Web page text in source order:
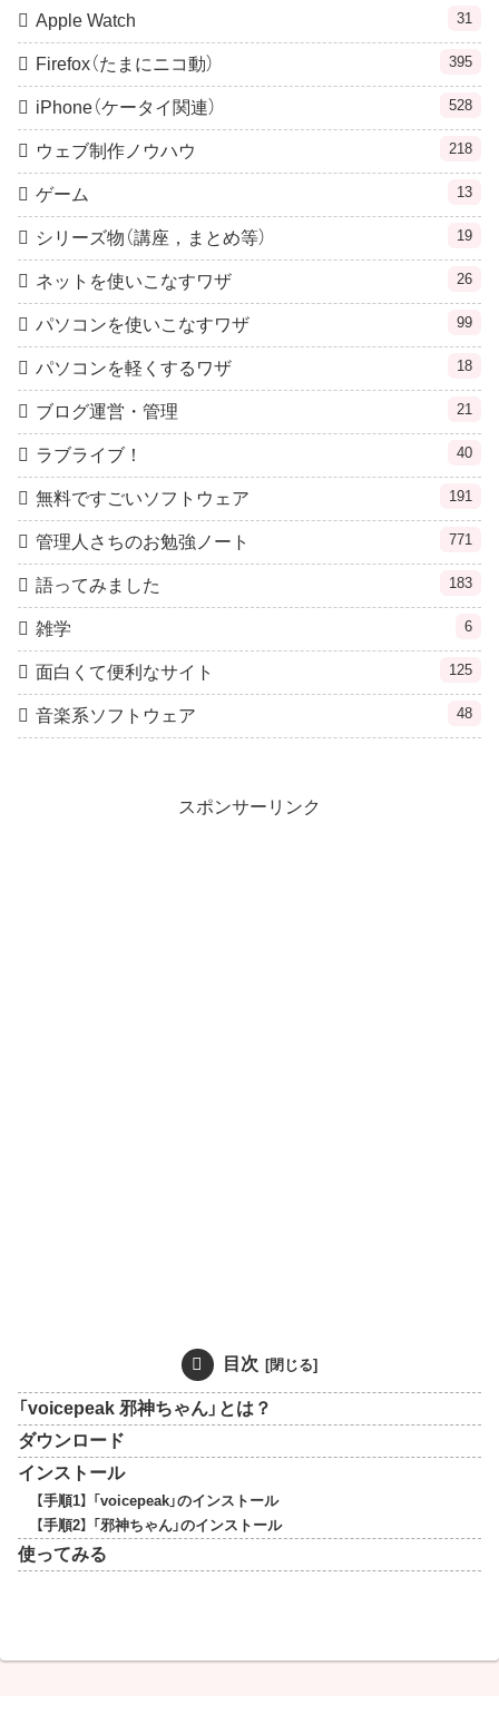
Apple Watch 31
Firefox（たまにニコ動） 395
iPhone（ケータイ関連） 528
ウェブ制作ノウハウ 218
ゲーム 13
シリーズ物（講座，まとめ等） 19
ネットを使いこなすワザ 26
パソコンを使いこなすワザ 99
パソコンを軽くするワザ 18
ブログ運営・管理 21
ラブライブ！ 40
無料ですごいソフトウェア 191
管理人さちのお勉強ノート 771
語ってみました 183
雑学 6
面白くて便利なサイト 125
音楽系ソフトウェア 48
スポンサーリンク
目次
「voicepeak 邪神ちゃん」とは？
ダウンロード
インストール
【手順1】 「voicepeak」のインストール
【手順2】 「邪神ちゃん」のインストール
使ってみる